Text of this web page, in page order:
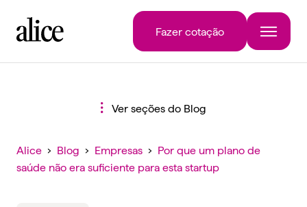
Fazer cotação
Ver seções do Blog
Alice › Blog › Empresas › Por que um plano de
saúde não era suficiente para esta startup